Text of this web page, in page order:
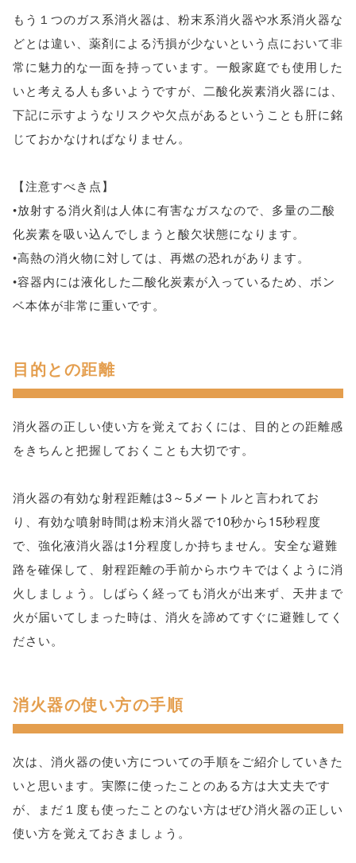
もう１つのガス系消火器は、粉末系消火器や水系消火器な
どとは違い、薬剤による汚損が少ないという点において非
常に魅力的な一面を持っています。一般家庭でも使用した
いと考える人も多いようですが、二酸化炭素消火器には、
下記に示すようなリスクや欠点があるということも肝に銘
じておかなければなりません。
【注意すべき点】
•放射する消火剤は人体に有害なガスなので、多量の二酸
化炭素を吸い込んでしまうと酸欠状態になります。
•高熱の消火物に対しては、再燃の恐れがあります。
•容器内には液化した二酸化炭素が入っているため、ボン
ベ本体が非常に重いです。
目的との距離
消火器の正しい使い方を覚えておくには、目的との距離感
をきちんと把握しておくことも大切です。
消火器の有効な射程距離は3～5メートルと言われてお
り、有効な噴射時間は粉末消火器で10秒から15秒程度
で、強化液消火器は1分程度しか持ちません。安全な避難
路を確保して、射程距離の手前からホウキではくように消
火しましょう。しばらく経っても消火が出来ず、天井まで
火が届いてしまった時は、消火を諦めてすぐに避難してく
ださい。
消火器の使い方の手順
次は、消火器の使い方についての手順をご紹介していきた
いと思います。実際に使ったことのある方は大丈夫です
が、まだ１度も使ったことのない方はぜひ消火器の正しい
使い方を覚えておきましょう。